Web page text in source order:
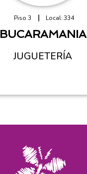
Piso 3 Local: 334
BUCARAMANIA
JUGUETERÍA